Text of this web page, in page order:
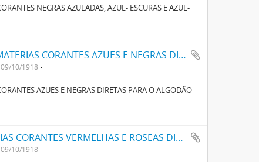
NEGRAS AZULADAS, AZUL- ESCURAS E AZUL-
UM NOVO PROCESSO PARA O FABRICO DE MATERIAS CORANTES AZUES E NEGRAS DIRECTAS PARA O ALGODÃO COM TONS VARIAVEIS
09/10/1918
AZUES E NEGRAS DIRETAS PARA O ALGODÃO
UM NOVO PROCESSO O FABRICO DE MATERIAS CORANTES VERMELHAS E ROSEAS DIRECTAS PARA ALGODÃO
09/10/1918